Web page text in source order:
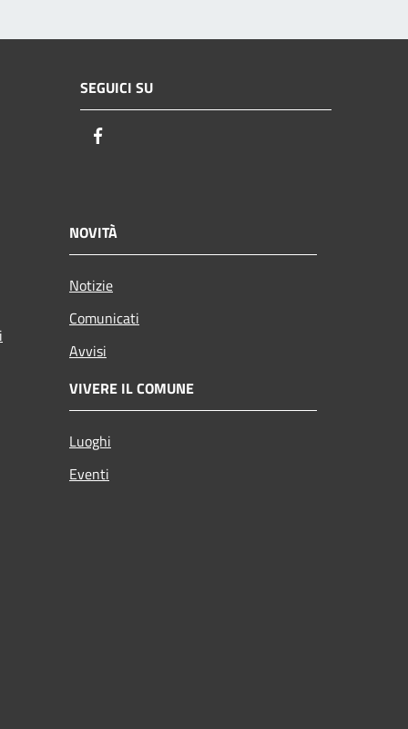
SEGUICI SU
NOVITÀ
Notizie
Comunicati
Avvisi
VIVERE IL COMUNE
Luoghi
Eventi